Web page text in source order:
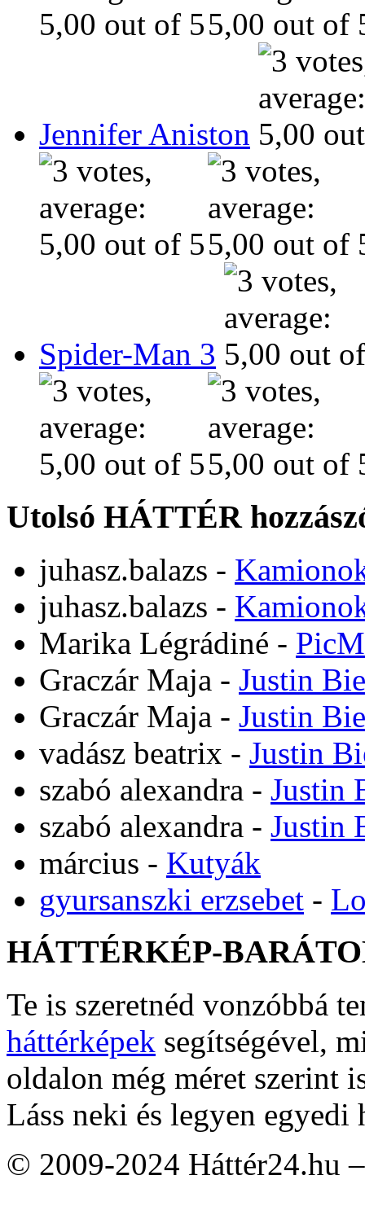
Jennifer Aniston
Spider-Man 3
Utolsó HÁTTÉR
juhasz.balazs -
juhasz.balazs -
Marika Légrádiné -
Graczár Maja - Justin
Graczár Maja - Justin
vadász beatrix - Justin
szabó alexandra - Justin
szabó alexandra - Justin
március - Kutyák
gyursanszki erzsebet -
HÁTTÉRKÉP-
Te is szeretnéd vonzóbbá
háttérképek segítségével,
oldalon még méret szerint
Láss neki és legyen egyedi
© 2009-2024 Háttér24.hu